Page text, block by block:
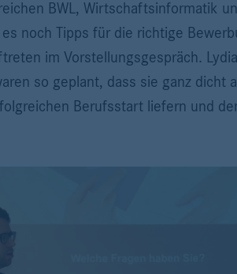
BWL, Wirtschaftsinformatik
noch Tipps für die richtige
im Vorstellungsgespräch.
so geplant, dass sie ganz dicht
Berufsstart liefern und